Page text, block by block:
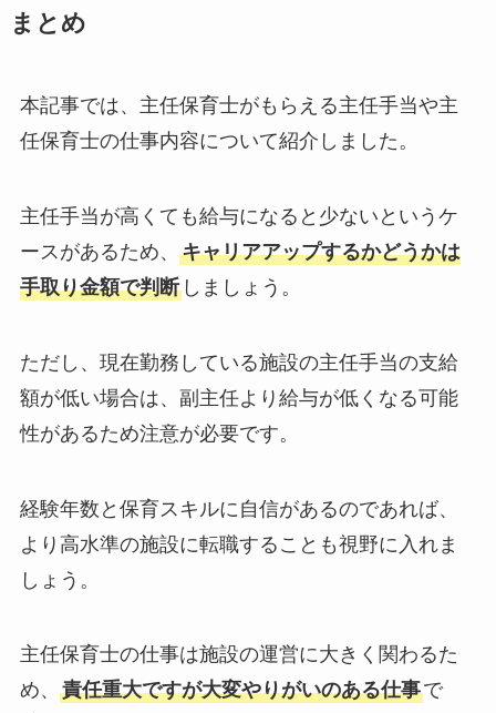
まとめ
本記事では、主任保育士がもらえる主任手当や主
任保育士の仕事内容について紹介しました。
主任手当が高くても給与になると少ないというケ
ースがあるため、 キャリアアップするかどうかは
手取り金額で判断しましょう。
ただし、現在勤務している施設の主任手当の支給
額が低い場合は、副主任より給与が低くなる可能
性があるため注意が必要です。
経験年数と保育スキルに自信があるのであれば、
より高水準の施設に転職することも視野に入れま
しょう。
主任保育士の仕事は施設の運営に大きく関わるた
め、 責任重大ですが大変やりがいのある仕事で